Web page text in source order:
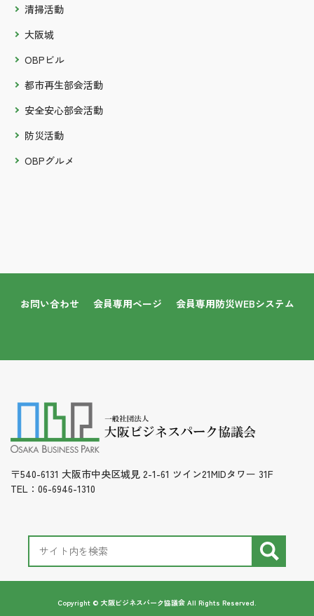
清掃活動
大阪城
OBPビル
都市再生部会活動
安全安心部会活動
防災活動
OBPグルメ
お問い合わせ 会員専用ページ 会員専用防災WEBシステム
〒540-6131 大阪市中央区城見 2-1-61 ツイン21MIDタワー 31F
TEL：06-6946-1310
Copyright © 大阪ビジネスパーク協議会 All Rights Reserved.